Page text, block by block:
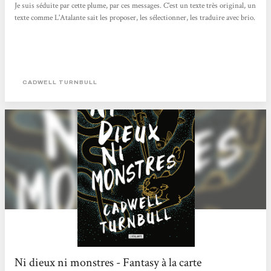
Je suis séduite par cette plume, par ces messages. C'est un texte très original, un
texte comme L'Atalante sait les proposer, les sélectionner, les traduire avec brio.
CADWELL TURNBULL
Ni dieux ni monstres - Fantasy à la carte